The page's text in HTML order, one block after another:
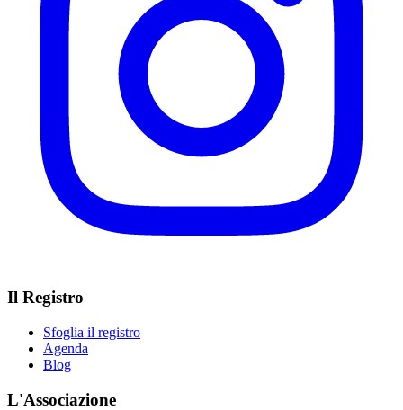
Il Registro
Sfoglia il registro
Agenda
Blog
L'Associazione